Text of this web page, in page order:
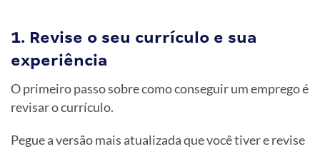
1. Revise o seu currículo e sua
experiência
O primeiro passo sobre como conseguir um emprego é
revisar o currículo.
Pegue a versão mais atualizada que você tiver e revise